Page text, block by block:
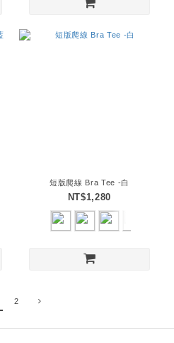
短版爬線 Bra Tee -白
NT$1,280
2